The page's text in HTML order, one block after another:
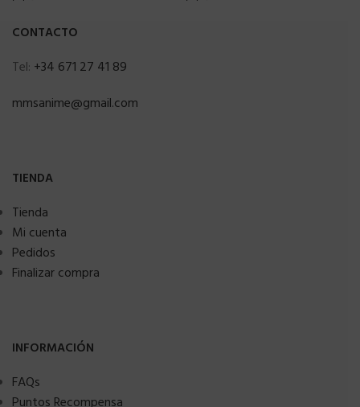
CONTACTO
Tel: +34 671 27 41 89
mmsanime@gmail.com
TIENDA
Tienda
Mi cuenta
Pedidos
Finalizar compra
INFORMACIÓN
FAQs
Puntos Recompensa